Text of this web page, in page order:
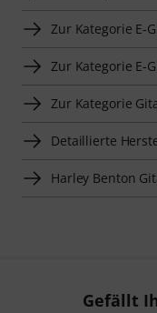
Zur Kategorie E-
Zur Kategorie E-
Zur Kategorie
Detaillierte
Harley Benton
Gefällt